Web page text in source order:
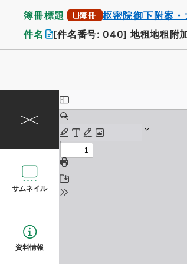
簿冊標題 簿冊 枢密院御下附案
件名 [件名番号: 040] 地租地租附
サムネイル
資料情報